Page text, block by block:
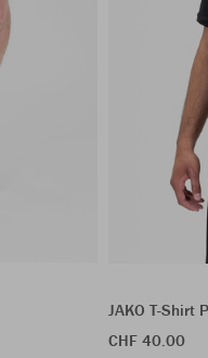
JAKO T-Shirt
CHF 40.00